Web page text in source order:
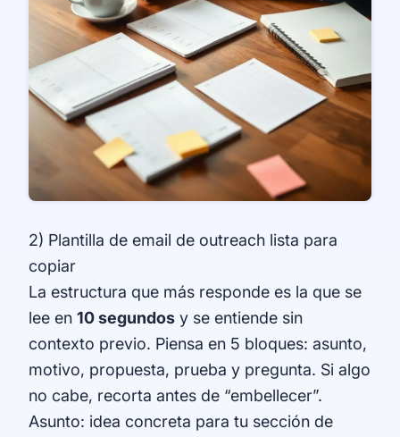
2) Plantilla de email de outreach lista para
copiar
La estructura que más responde es la que se
lee en 10 segundos y se entiende sin
contexto previo. Piensa en 5 bloques: asunto,
motivo, propuesta, prueba y pregunta. Si algo
no cabe, recorta antes de “embellecer”.
Asunto: idea concreta para tu sección de